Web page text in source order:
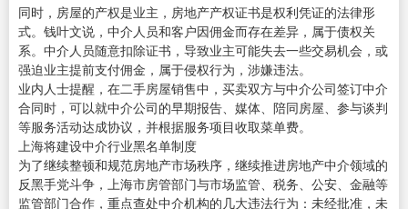
同时，房屋的产权是业主，房地产产权证书是权利凭证的法律形
式。钱叶文说，中介人员和客户因佣金而存在差异，属于债权关
系。中介人员随意扣除证书，导致业主可能失去一些交易机会，或
强迫业主提前支付佣金，属于侵权行为，涉嫌违法。
业内人士提醒，在二手房屋销售中，买卖双方与中介公司签订中介
合同时，可以就中介公司的早期报告、媒体、陪同房屋、参与谈判
等服务活动达成协议，并根据服务项目收取菜单费。
上海将建设中介行业黑名单制度
为了继续整顿和规范房地产市场秩序，继续推进房地产中介领域的
反黑手党斗争，上海市房管部门与市场监管、税务、公安、金融等
监管部门合作，重点查处中介机构的几大违法行为：未经批准，未